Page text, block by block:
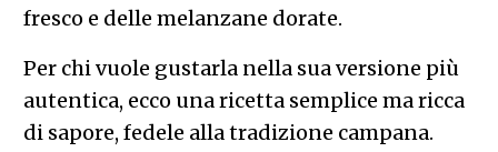
fresco e delle melanzane dorate.
Per chi vuole gustarla nella sua versione più
autentica, ecco una ricetta semplice ma ricca
di sapore, fedele alla tradizione campana.